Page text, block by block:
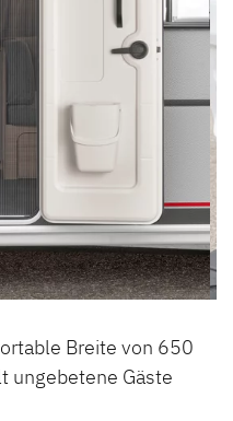
Breite von 650
ungebetene Gäste